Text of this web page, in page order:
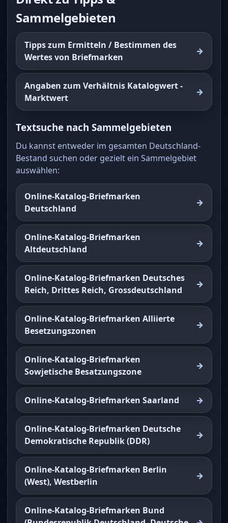
Sammelgebieten
Tipps zum Ermitteln / Bestimmen des
Wertes von Briefmarken
Angaben zum Verhältnis Katalogwert -
Marktwert
Textsuche nach Sammelgebieten
Du kannst entweder im gesamten Deutschland-
Bestand suchen oder gezielt ein Sammelgebiet
auswählen:
Online-Katalog-Briefmarken
Deutschland
Online-Katalog-Briefmarken
Altdeutschland
Online-Katalog-Briefmarken Deutsches
Reich, Drittes Reich, Grossdeutschland
Online-Katalog-Briefmarken Alliierte
Besetzungszonen
Online-Katalog-Briefmarken
Sowjetische Besatzungszone
Online-Katalog-Briefmarken Saarland
Online-Katalog-Briefmarken Deutsche
Demokratische Republik (DDR)
Online-Katalog-Briefmarken Berlin
(West), Westberlin
Online-Katalog-Briefmarken Bund